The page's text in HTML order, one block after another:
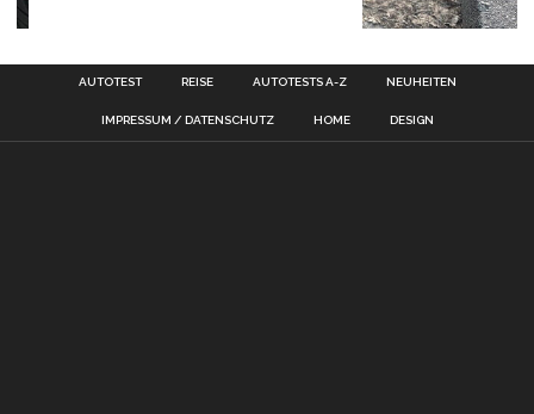
AUTOTEST REISE AUTOTESTS A-Z NEUHEITEN
IMPRESSUM / DATENSCHUTZ HOME DESIGN